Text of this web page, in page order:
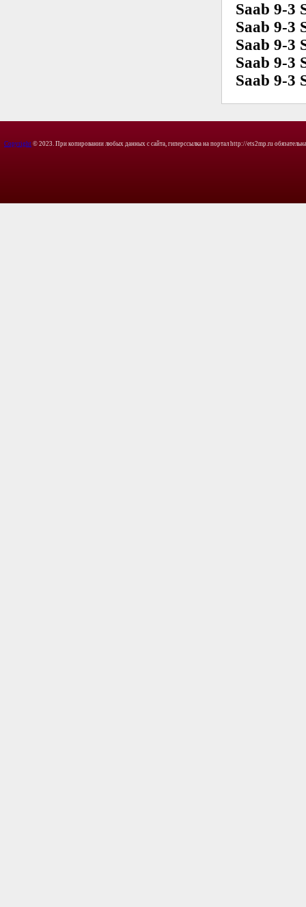
Saab 9-3
Saab 9-3
Saab 9-3
Saab 9-3
Saab 9-3
Copyright © 2023. При копировании любых данных с сайта, гиперссылка на портал http://ets2mp.ru